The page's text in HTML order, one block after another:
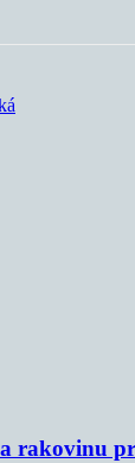
rakovinu